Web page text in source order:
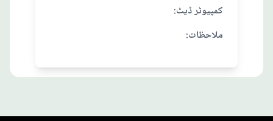
:کمپیوٹر ڈیٹ
:ملاحظات